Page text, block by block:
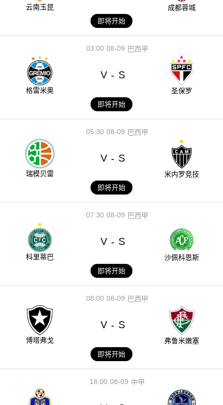
云南玉昆
成都蓉城
即将开始
08-09
03:00 巴西甲
格雷米奥
V - S
圣保罗
即将开始
08-09
05:30 巴西甲
瑞模贝雷
V - S
米内罗竞技
即将开始
08-09
07:30 巴西甲
科里蒂巴
V - S
沙佩科恩斯
即将开始
08-09
08:00 巴西甲
博塔弗戈
V - S
弗鲁米嫩塞
即将开始
08-09
18:00 中甲